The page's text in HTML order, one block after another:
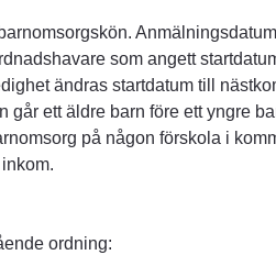
som angett
ändras startdatum till
går ett äldre barn före ett yngre
på någon förskola i
ordning: